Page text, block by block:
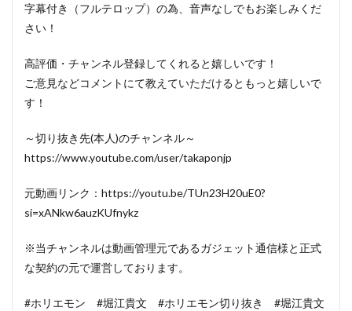
字幕付き（フルテロップ）の為、音声なしでもお楽しみくだ
さい！
高評価・チャンネル登録してくれると嬉しいです！
ご意見などコメントにて教えていただけるともっと嬉しいで
す！
～切り抜き先(本人)のチャンネル～
https://www.youtube.com/user/takaponjp
元動画リンク：https://youtu.be/TUn23H20uE0?
si=xANkw6auzKUfnykz
※当チャンネルは動画管理元であるガジェット通信様と正式
な契約の元で運営しております。
#ホリエモン #堀江貴文 #ホリエモン切り抜き #堀江貴文